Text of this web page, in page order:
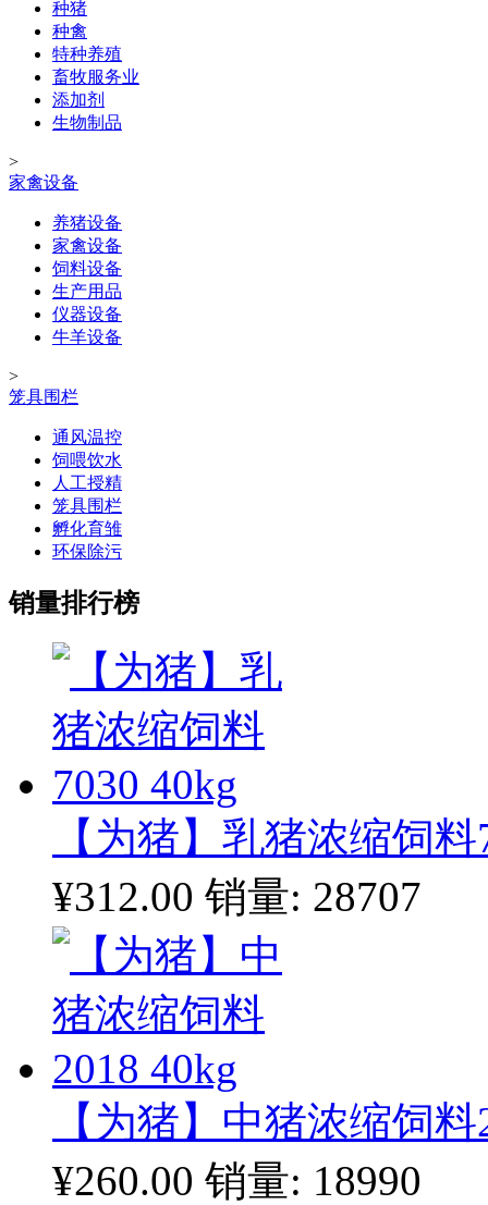
种猪
种禽
特种养殖
畜牧服务业
添加剂
生物制品
>
家禽设备
养猪设备
家禽设备
饲料设备
生产用品
仪器设备
牛羊设备
>
笼具围栏
通风温控
饲喂饮水
人工授精
笼具围栏
孵化育雏
环保除污
销量排行榜
【为猪】乳猪浓缩饲
¥312.00 销量: 28707
【为猪】中猪浓缩饲
¥260.00 销量: 18990